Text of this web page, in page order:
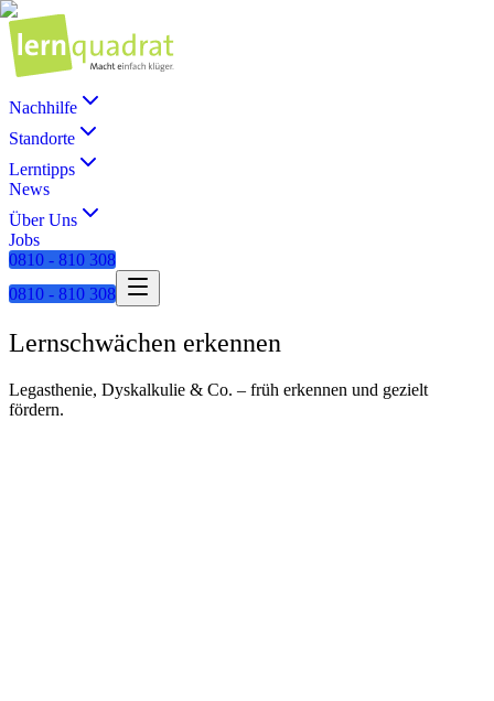
Nachhilfe
Standorte
Lerntipps
News
Über Uns
Jobs
0810 - 810 308
0810 - 810 308
Lernschwächen erkennen
Legasthenie, Dyskalkulie & Co. – früh erkennen und gezielt
fördern.